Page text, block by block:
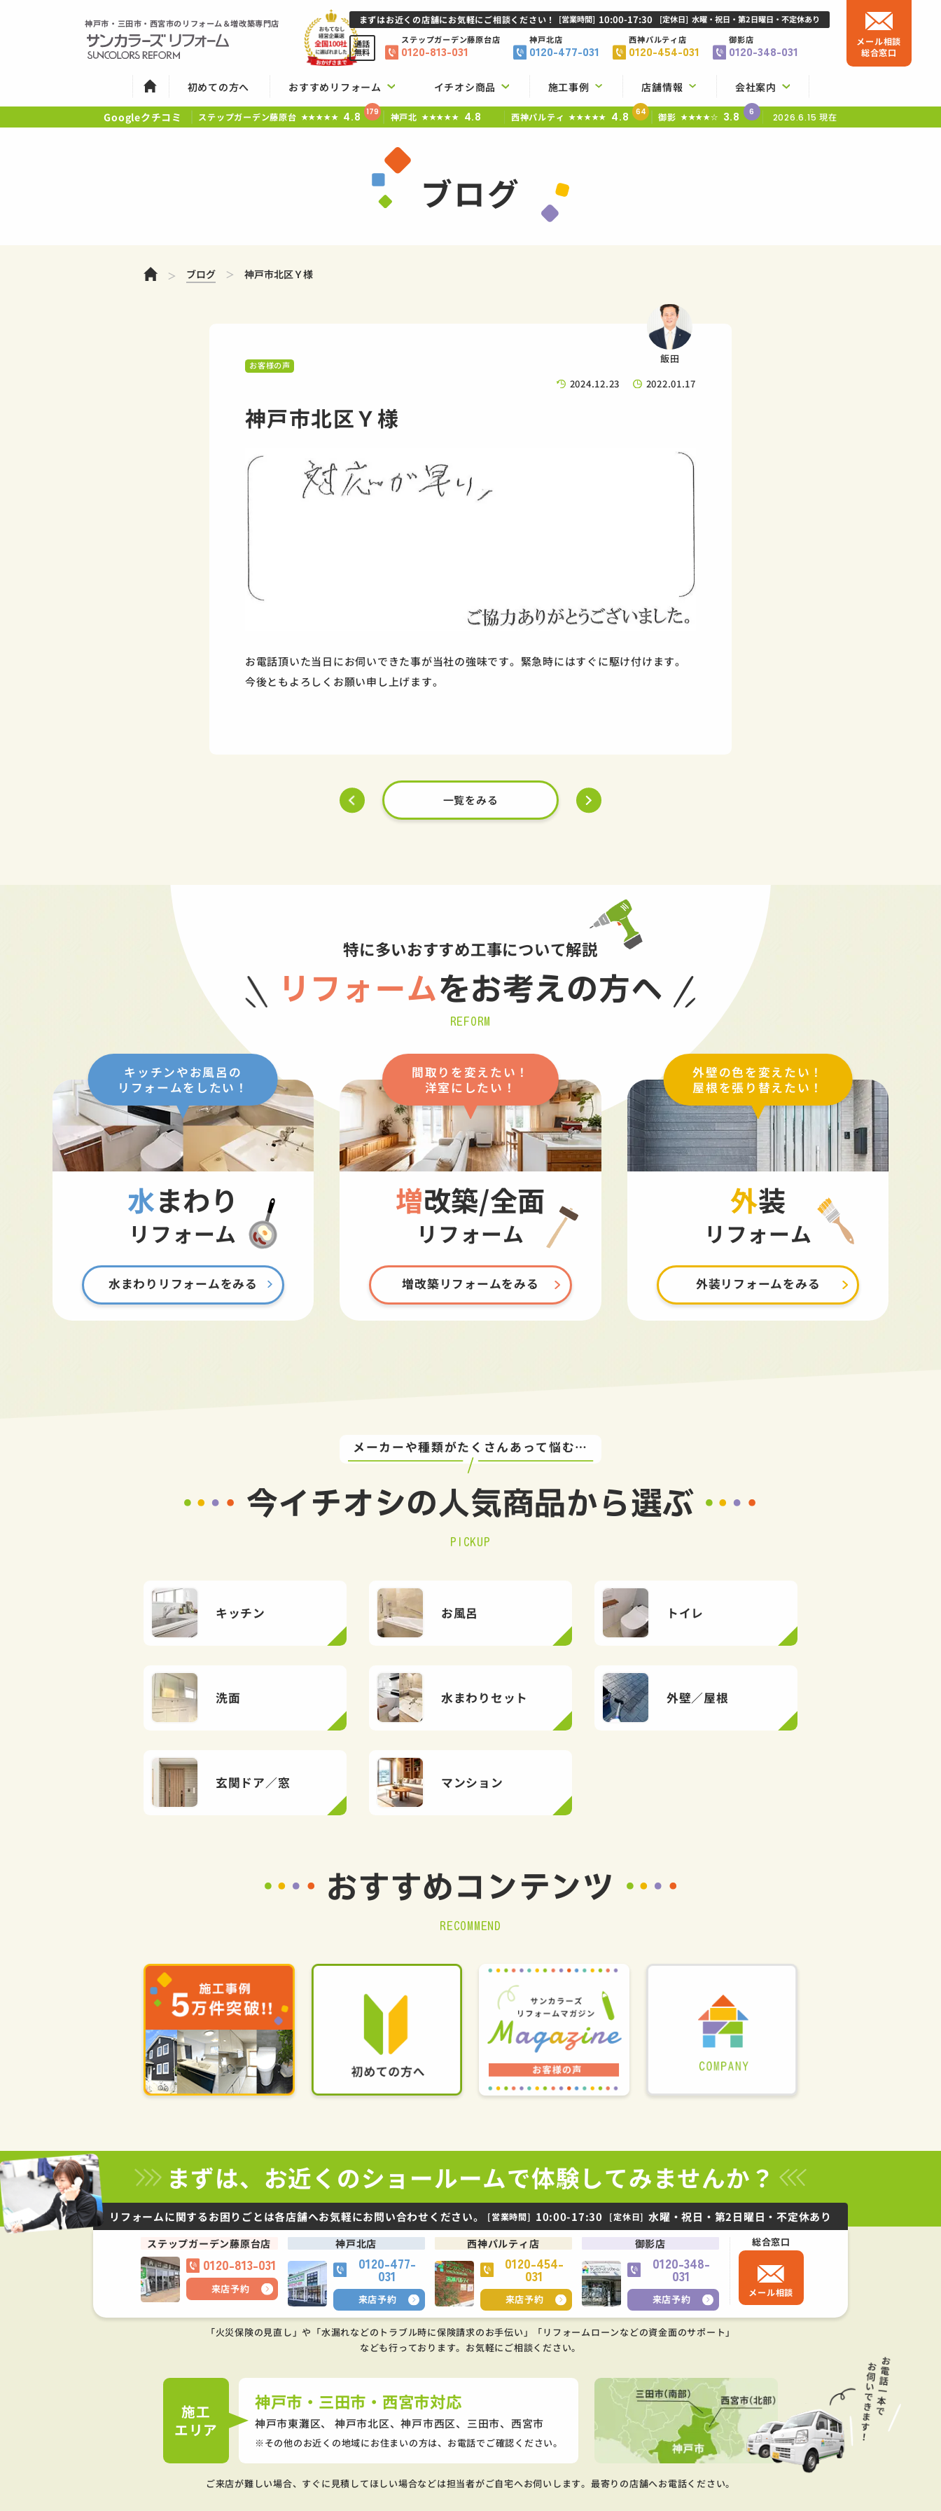
神戸市・三田市・西宮市のリフォーム＆増改築専門店
初めての方へ おすすめリフォーム イチオシ商品 施工事例 店舗情報 会社案内
まずはお近くの店舗にお気軽にご相談ください！ [営業時間] 10:00-17:30 [定休日] 水曜・祝日・第2日曜日・不定休あり
通話
無料
ステップガーデン藤原台店
0120-813-031
神戸北店
0120-477-031
西神パルティ店
0120-454-031
御影店
0120-348-031
メール相談
総合窓口
Googleクチコミ ステップガーデン藤原台 ★★★★★ 4.8 179 神戸北 ★★★★★ 4.8 西神パルティ ★★★★★ 4.8 64 御影 ★★★★☆ 3.8 6 2026.6.15 現在
ブログ
ホーム ブログ 神戸市北区Ｙ様
飯田
お客様の声
2024.12.23 2022.01.17
神戸市北区Ｙ様
お電話頂いた当日にお伺いできた事が当社の強味です。緊急時にはすぐに駆け付けます。
今後ともよろしくお願い申し上げます。
一覧をみる
特に多いおすすめ工事について解説
リフォームをお考えの方へ
REFORM
キッチンやお風呂の
リフォームをしたい！
水まわり
リフォーム
水まわりリフォームをみる
間取りを変えたい！
洋室にしたい！
増改築/全面
リフォーム
増改築リフォームをみる
外壁の色を変えたい！
屋根を張り替えたい！
外装
リフォーム
外装リフォームをみる
メーカーや種類がたくさんあって悩む…
今イチオシの人気商品から選ぶ
PICKUP
キッチン お風呂 トイレ
洗面 水まわりセット 外壁／屋根
玄関ドア／窓 マンション
おすすめコンテンツ
RECOMMEND
まずは、お近くのショールームで体験してみませんか？
リフォームに関するお困りごとは各店舗へお気軽にお問い合わせください。 [営業時間] 10:00-17:30 [定休日] 水曜・祝日・第2日曜日・不定休あり
ステップガーデン藤原台店
0120-813-031
来店予約
神戸北店
0120-477-
031
来店予約
西神パルティ店
0120-454-
031
来店予約
御影店
0120-348-
031
来店予約
総合窓口
メール相談
「火災保険の見直し」や「水漏れなどのトラブル時に保険請求のお手伝い」「リフォームローンなどの資金面のサポート」
なども行っております。 お気軽にご相談ください。
施工
エリア
神戸市・三田市・西宮市対応
神戸市東灘区、 神戸市北区、神戸市西区、 三田市、西宮市
その他のお近くの地域にお住まいの方は、お電話でご確認ください。
ご来店が難しい場合、すぐに見積してほしい場合などは担当者がご自宅へお伺いします。最寄りの店舗へお電話ください。